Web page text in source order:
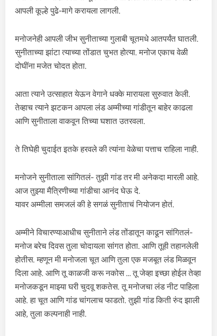
आपली कूल्हे पुढे-मागे करायला लागली.
मनोजनेही आपली जीभ सुनीताच्या गुलाबी चूतमधे आतपर्यंत घातली.
सुनीताच्या झांटा त्याच्या तोंडात चुभत होत्या. मनोज एकाच वेळी
दोघींना मजेत चोदत होता.
आता त्याने उत्साहात येऊन वेगाने धक्के मारायला सुरुवात केली.
तेव्हाच त्याने झटकन आपला लंड अम्मीच्या गांडीतून बाहेर काढला
आणि सुनीताला वाकवून तिच्या घशात उतरवला.
ते तिघेही चुदाईत इतके हरवले की त्यांना वेळेचा पत्ताच राहिला नाही.
मनोजने सुनीताला सांगितलं- तुझी गांड तर मी अनेकदा मारली आहे.
आज तुझ्या मैत्रिणीच्या गांडीचा आनंद घेऊ दे.
यावर अम्मीला समजलं की हे सगळं सुनीताचं नियोजन होतं.
अम्मीने विचारण्याआधीच सुनीताने लंड तोंडातून काढून सांगितलं-
मनोज बरेच दिवस तुला चोदायला सांगत होता. आणि तूही तहानलेली
होतीस. म्हणून मी मनोजला चूत आणि तुला एक मजबूत लंड मिळवून
दिला आहे. आणि तू काळजी करू नकोस … तू जेव्हा इच्छा होईल तेव्हा
मनोजकडून माझ्या घरी चुदवू शकतेस. तू मनोजचा लंड नीट पाहिला
आहे. हा चूत आणि गांड चांगलाच फाडतो. तुझी गांड किती रुंद झाली
आहे, तुला कल्पनाही नाही.